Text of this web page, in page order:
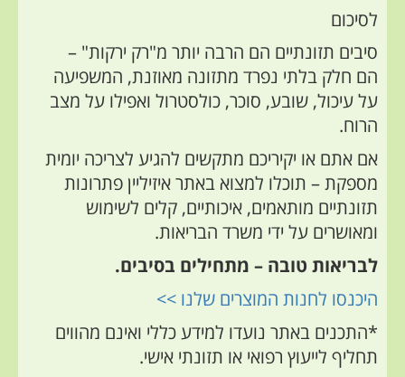
לסיכום
סיבים תזונתיים הם הרבה יותר מ"רק ירקות" –
הם חלק בלתי נפרד מתזונה מאוזנת, המשפיעה
על עיכול, שובע, סוכר, כולסטרול ואפילו על מצב
הרוח.
אם אתם או יקיריכם מתקשים להגיע לצריכה יומית
מספקת – תוכלו למצוא באתר איזיליין פתרונות
תזונתיים מותאמים, איכותיים, קלים לשימוש
ומאושרים על ידי משרד הבריאות.
לבריאות טובה – מתחילים בסיבים.
היכנסו לחנות המוצרים שלנו >>
*התכנים באתר נועדו למידע כללי ואינם מהווים
תחליף לייעוץ רפואי או תזונתי אישי.